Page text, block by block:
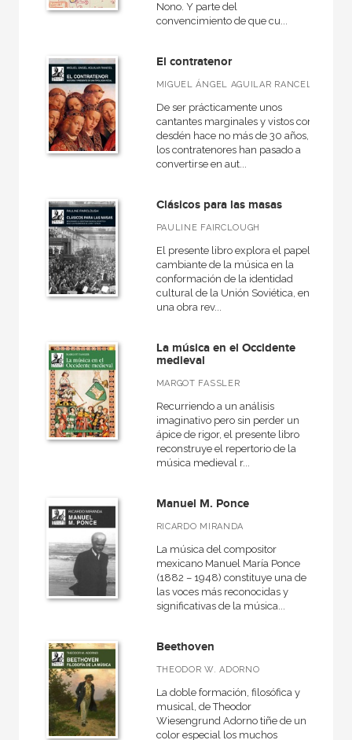
Nono. Y parte del
convencimiento de que cu...
El contratenor
MIGUEL ÁNGEL AGUILAR RANCEL
De ser prácticamente unos
cantantes marginales y vistos con
desdén hace no más de 30 años,
los contratenores han pasado a
convertirse en aut...
Clásicos para las masas
PAULINE FAIRCLOUGH
El presente libro explora el papel
cambiante de la música en la
conformación de la identidad
cultural de la Unión Soviética, en
una obra rev...
La música en el Occidente
medieval
MARGOT FASSLER
Recurriendo a un análisis
imaginativo pero sin perder un
ápice de rigor, el presente libro
reconstruye el repertorio de la
música medieval r...
Manuel M. Ponce
RICARDO MIRANDA
La música del compositor
mexicano Manuel María Ponce
(1882 – 1948) constituye una de
las voces más reconocidas y
significativas de la música...
Beethoven
THEODOR W. ADORNO
La doble formación, filosófica y
musical, de Theodor
Wiesengrund Adorno tiñe de un
color especial los muchos